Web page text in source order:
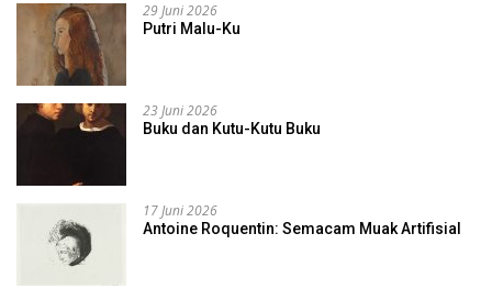
29 Juni 2026
Putri Malu-Ku
23 Juni 2026
Buku dan Kutu-Kutu Buku
17 Juni 2026
Antoine Roquentin: Semacam Muak Artifisial